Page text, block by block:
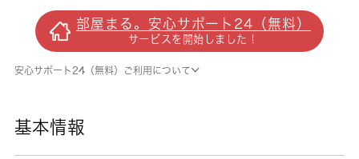
客様からのニーズがある間取りです。バスルー
ムとトイレが分かれています。とてもニーズが
高いこの物件は入居日指定が2026年6月にな
っています。快適な住まいを手に入れるなら、
部屋まる。安心サポート24（無料）
サービスを開始しました！
安心サポート24（無料）ご利用について
基本情報